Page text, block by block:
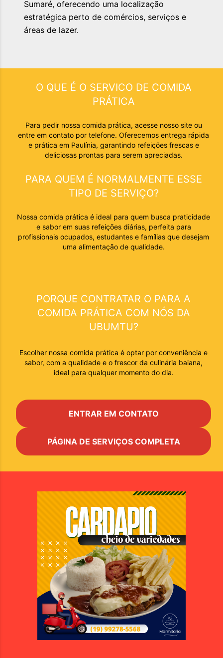
Sumaré, oferecendo uma localização
estratégica perto de comércios, serviços e
áreas de lazer.
O QUE É O SERVICO DE COMIDA
PRÁTICA
Para pedir nossa comida prática, acesse nosso site ou
entre em contato por telefone. Oferecemos entrega rápida
e prática em Paulínia, garantindo refeições frescas e
deliciosas prontas para serem apreciadas.
PARA QUEM É NORMALMENTE ESSE
TIPO DE SERVIÇO?
Nossa comida prática é ideal para quem busca praticidade
e sabor em suas refeições diárias, perfeita para
profissionais ocupados, estudantes e famílias que desejam
uma alimentação de qualidade.
PORQUE CONTRATAR O PARA A
COMIDA PRÁTICA COM NÓS DA
UBUMTU?
Escolher nossa comida prática é optar por conveniência e
sabor, com a qualidade e o frescor da culinária baiana,
ideal para qualquer momento do dia.
ENTRAR EM CONTATO
PÁGINA DE SERVIÇOS COMPLETA